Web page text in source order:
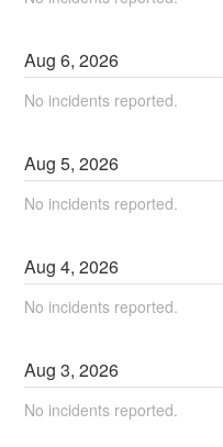
Aug6,2026
No incidents reported.
Aug5,2026
No incidents reported.
Aug4,2026
No incidents reported.
Aug3,2026
No incidents reported.